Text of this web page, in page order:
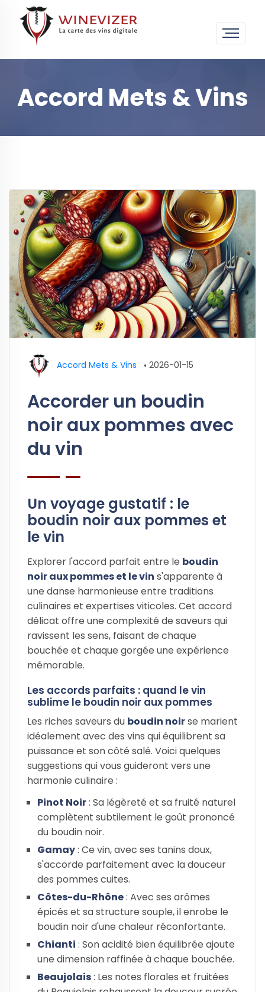
Accord Mets & Vins
Accord Mets & Vins • 2026-01-15
Accorder un boudin
noir aux pommes avec
du vin
Un voyage gustatif : le
boudin noir aux pommes et
le vin
Explorer l'accord parfait entre le boudin
noir aux pommes et le vin s'apparente à
une danse harmonieuse entre traditions
culinaires et expertises viticoles. Cet accord
délicat offre une complexité de saveurs qui
ravissent les sens, faisant de chaque
bouchée et chaque gorgée une expérience
mémorable.
Les accords parfaits : quand le vin
sublime le boudin noir aux pommes
Les riches saveurs du boudin noirse marient
idéalement avec des vins qui équilibrent sa
puissance et son côté salé. Voici quelques
suggestions qui vous guideront vers une
harmonie culinaire :
Pinot Noir: Sa légèreté et sa fruité naturel
complètent subtilement le goût prononcé
du boudin noir.
Gamay: Ce vin, avec ses tanins doux,
s'accorde parfaitement avec la douceur
des pommes cuites.
Côtes-du-Rhône: Avec ses arômes
épicés et sa structure souple, il enrobe le
boudin noir d'une chaleur réconfortante.
Chianti : Son acidité bien équilibrée ajoute
une dimension raffinée à chaque bouchée.
Beaujolais: Les notes florales et fruitées